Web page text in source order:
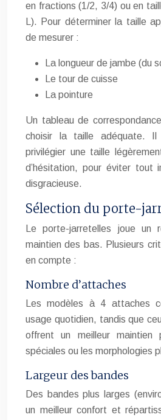
en fractions (1/2, 3/4) ou en
L). Pour déterminer la taille
de mesurer :
La longueur de jambe (du
Le tour de cuisse
La pointure
Un tableau de
choisir la taille adéquate.
privilégier une taille
d’hésitation, pour éviter tout
disgracieuse.
Sélection du porte-
Le porte-jarretelles joue un
maintien des bas. Plusieurs
en compte :
Nombre d’attaches
Les modèles à 4 attaches
usage quotidien, tandis que
offrent un meilleur maintien
spéciales ou les morphologies
Largeur des bandes
Des bandes plus larges
un meilleur confort et